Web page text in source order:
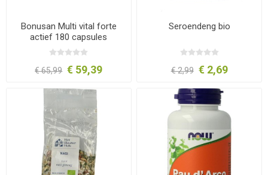
Bonusan Multi vital forte
actief 180 capsules
€ 65,99 € 59,39
Seroendeng bio
€ 2,99 € 2,69